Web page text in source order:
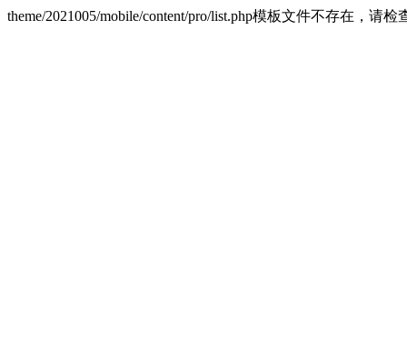
theme/2021005/mobile/content/pro/list.php模板文件不存在，请检